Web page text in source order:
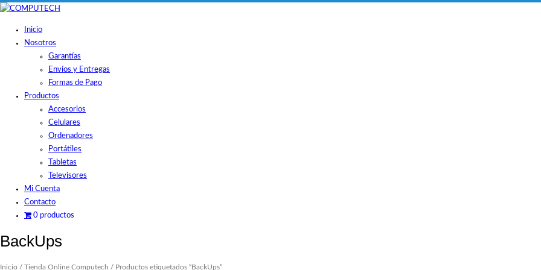
Skip
contentInicio
Nosotros
Garantías
Envíos y Entregas
Formas de Pago
Productos
Accesorios
Celulares
Ordenadores
Portátiles
Tabletas
Televisores
Mi Cuenta
Contacto
0 productos
BackUps
Inicio / Tienda Online Computech / Productos etiquetados “BackUps”